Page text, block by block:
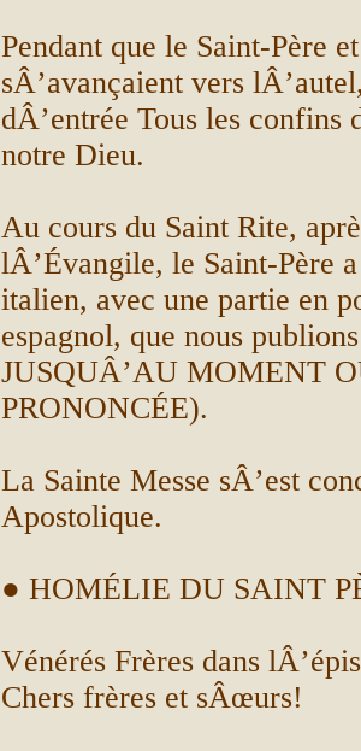
Pendant que le Saint-Père
sÂ’avançaient vers
dÂ’entrée Tous les confins
notre Dieu.
Au cours du Saint Rite,
lÂ’Évangile, le Saint-Père
italien, avec une partie en
espagnol, que nous
JUSQUÂ’AU MOMENT
PRONONCÉE).
La Sainte Messe sÂ’est
Apostolique.
● HOMÉLIE DU SAINT
Vénérés Frères dans
Chers frères et sÂœurs!